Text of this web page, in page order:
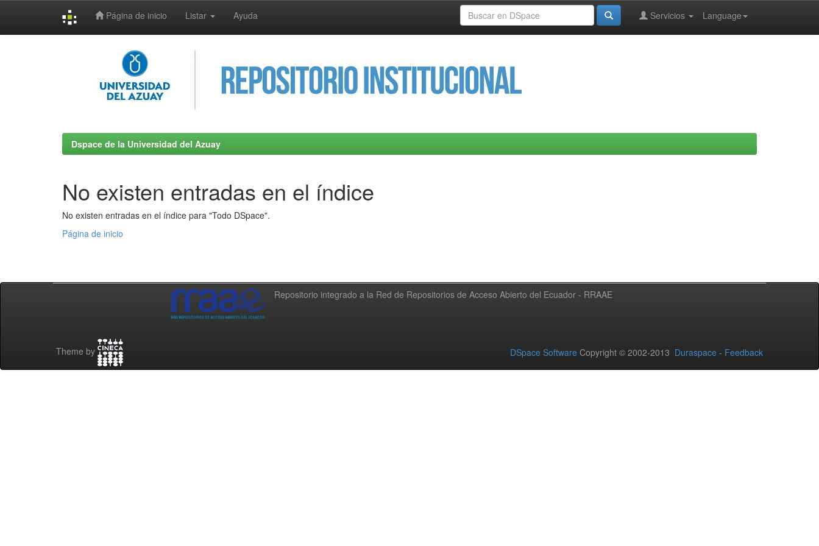
Página de inicio Listar Ayuda Language
Servicios
Dspace de la Universidad del Azuay
No existen entradas en el índice
No existen entradas en el índice para "Todo DSpace".
Página de inicio
Repositorio integrado a la Red de Repositorios de Acceso Abierto del Ecuador - RRAAE
Theme by DSpace Software Copyright © 2002-2013 Duraspace - Feedback